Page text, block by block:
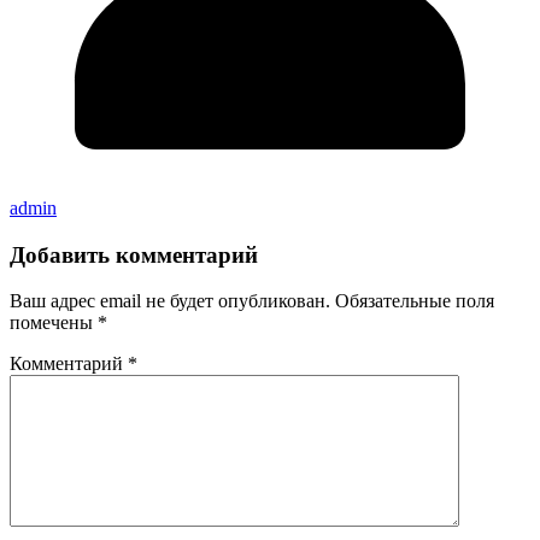
admin
Добавить комментарий
Ваш адрес email не будет опубликован. Обязательные поля
помечены *
Комментарий *